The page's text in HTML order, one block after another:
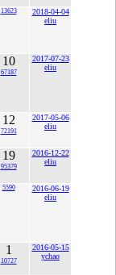
13623
2018-04-04
eliu
10
67187
2017-07-23
eliu
12
72191
2017-05-06
eliu
19
95379
2016-12-22
eliu
5590
2016-06-19
eliu
1
10727
2016-05-15
ychao